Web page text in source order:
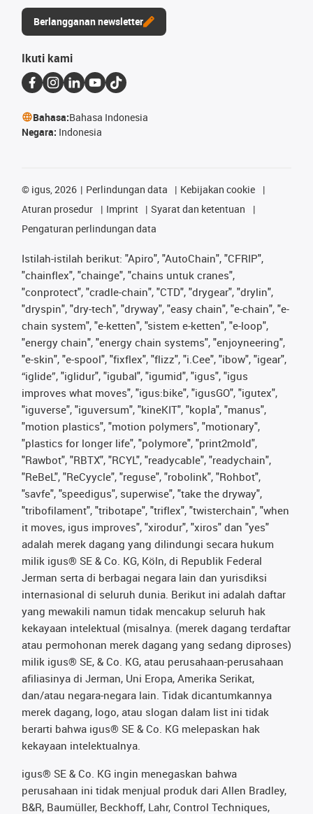
Berlangganan newsletter
Ikuti kami
Bahasa:Bahasa Indonesia
Negara: Indonesia
© igus, 2026 Perlindungan data
Kebijakan cookie
Aturan prosedur
Imprint
Syarat dan ketentuan
Pengaturan perlindungan data
Istilah-istilah berikut: "Apiro", "AutoChain", "CFRIP",
"chainflex", "chainge", "chains untuk cranes",
"conprotect", "cradle-chain", "CTD", "drygear", "drylin",
"dryspin", "dry-tech", "dryway", "easy chain", "e-chain", "e-
chain system", "e-ketten", "sistem e-ketten", "e-loop",
"energy chain", "energy chain systems", "enjoyneering",
"e-skin", "e-spool", "fixflex", "flizz", "i.Cee", "ibow", "igear",
“iglide”, "iglidur", "igubal", "igumid", "igus", "igus
improves what moves", "igus:bike", "igusGO", "igutex",
"iguverse", "iguversum", "kineKIT", "kopla", "manus",
"motion plastics", "motion polymers", "motionary",
"plastics for longer life", "polymore", "print2mold",
"Rawbot", "RBTX", "RCYL", "readycable", "readychain",
"ReBeL", "ReCyycle", "reguse", "robolink", "Rohbot",
"savfe", "speedigus", superwise", "take the dryway",
"tribofilament", "tribotape", "triflex", "twisterchain", "when
it moves, igus improves", "xirodur", "xiros" dan "yes"
adalah merek dagang yang dilindungi secara hukum
milik igus® SE & Co. KG, Köln, di Republik Federal
Jerman serta di berbagai negara lain dan yurisdiksi
internasional di seluruh dunia. Berikut ini adalah daftar
yang mewakili namun tidak mencakup seluruh hak
kekayaan intelektual (misalnya. (merek dagang terdaftar
atau permohonan merek dagang yang sedang diproses)
milik igus® SE, & Co. KG, atau perusahaan-perusahaan
afiliasinya di Jerman, Uni Eropa, Amerika Serikat,
dan/atau negara-negara lain. Tidak dicantumkannya
merek dagang, logo, atau slogan dalam list ini tidak
berarti bahwa igus® SE & Co. KG melepaskan hak
kekayaan intelektualnya.
igus® SE & Co. KG ingin menegaskan bahwa
perusahaan ini tidak menjual produk dari Allen Bradley,
B&R, Baumüller, Beckhoff, Lahr, Control Techniques,